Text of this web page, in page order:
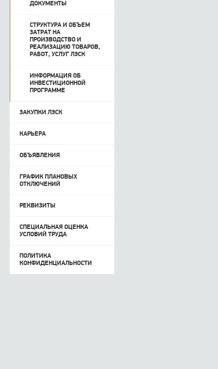
ДОКУМЕНТЫ
СТРУКТУРА И ОБЪЕМ
ЗАТРАТ НА
ПРОИЗВОДСТВО И
РЕАЛИЗАЦИЮ ТОВАРОВ,
РАБОТ, УСЛУГ ЛЭСК
ИНФОРМАЦИЯ ОБ
ИНВЕСТИЦИОННОЙ
ПРОГРАММЕ
ЗАКУПКИ ЛЭСК
КАРЬЕРА
ОБЪЯВЛЕНИЯ
ГРАФИК ПЛАНОВЫХ
ОТКЛЮЧЕНИЙ
РЕКВИЗИТЫ
СПЕЦИАЛЬНАЯ ОЦЕНКА
УСЛОВИЙ ТРУДА
ПОЛИТИКА
КОНФИДЕНЦИАЛЬНОСТИ